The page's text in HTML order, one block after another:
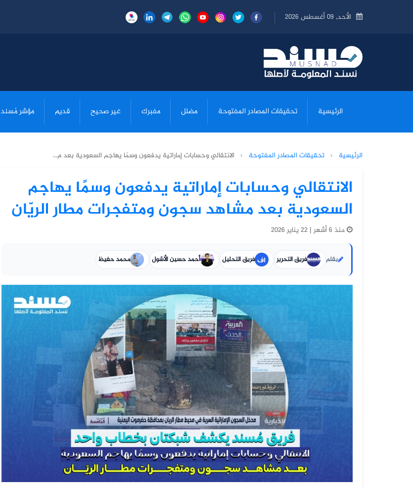
الأحد, 09 أغسطس 2026
الرئيسية تحقيقات المصادر المفتوحة مضلل مفبرك غير صحيح قديم مؤشر مُسند
الرئيسية › تحقيقات المصادر المفتوحة › الانتقالي وحسابات إماراتية يدفعون وسمًا يهاجم السعودية بعد م...
الانتقالي وحسابات إماراتية يدفعون وسمًا يهاجم
السعودية بعد مشاهد سجون ومتفجرات مطار الريّان
منذ 6 أشهر | 22 يناير 2026
بقلم فريق التحرير فريق التحليل أحمد حسين الأشول محمد حفيظ